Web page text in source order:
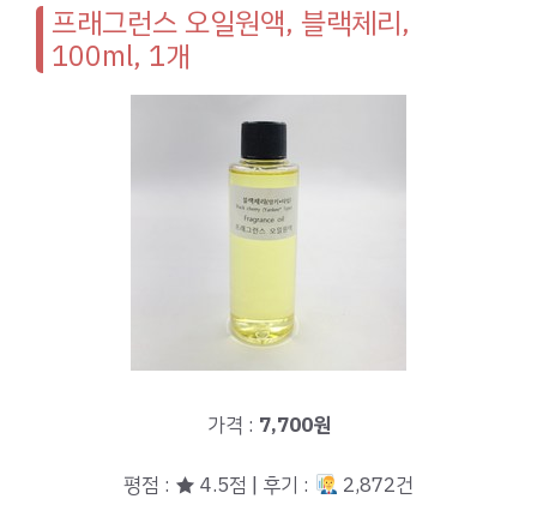
프래그런스 오일원액, 블랙체리,
100ml, 1개
가격 : 7,700원
평점 : ★ 4.5점 | 후기 : 2,872건